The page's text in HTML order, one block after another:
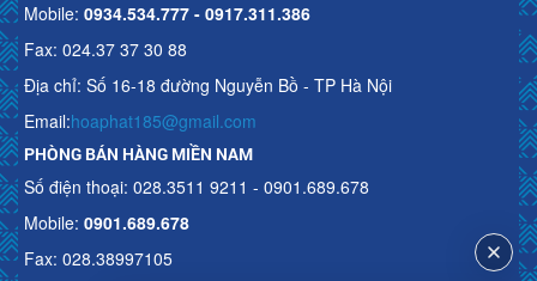
Mobile: 0934.534.777 - 0917.311.386
Fax: 024.37 37 30 88
Địa chỉ: Số 16-18 đường Nguyễn Bồ - TP Hà Nội
Email:hoaphat185@gmail.com
PHÒNG BÁN HÀNG MIỀN NAM
Số điện thoại: 028.3511 9211 - 0901.689.678
Mobile: 0901.689.678
Fax: 028.38997105